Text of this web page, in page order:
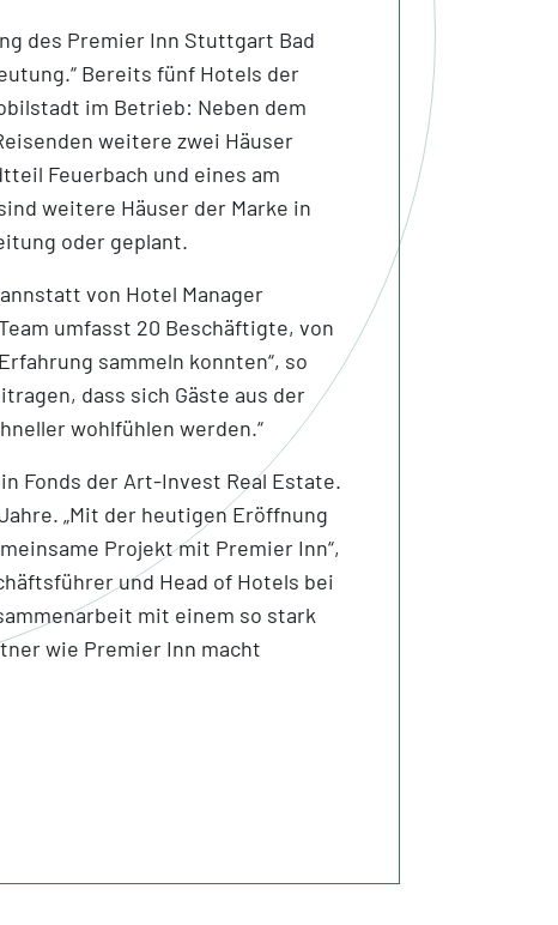
des Premier Inn Stuttgart Bad
Bereits fünf Hotels der
im Betrieb: Neben dem
weitere zwei Häuser
Feuerbach und eines am
weitere Häuser der Marke in
oder geplant.
von Hotel Manager
umfasst 20 Beschäftigte, von
sammeln konnten“, so
dass sich Gäste aus der
wohlfühlen werden.“
Fonds der Art-Invest Real Estate.
„Mit der heutigen Eröffnung
Projekt mit Premier Inn“,
und Head of Hotels bei
mit einem so stark
wie Premier Inn macht